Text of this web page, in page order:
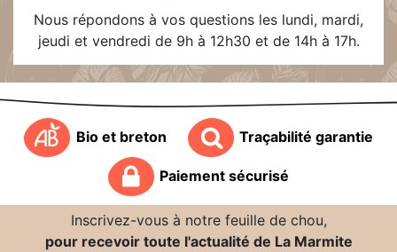
Nous répondons à vos questions les lundi, mardi,
jeudi et vendredi de 9h à 12h30 et de 14h à 17h.
Bio et breton Traçabilité garantie
Paiement sécurisé
Inscrivez-vous à notre feuille de chou,
pour recevoir toute l'actualité de La Marmite